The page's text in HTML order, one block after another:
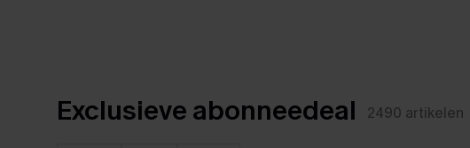
Exclusieve abonneedeal 2490 artikelen